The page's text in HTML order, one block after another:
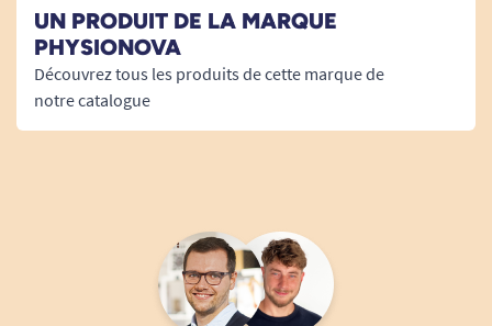
UN PRODUIT DE LA MARQUE
PHYSIONOVA
Découvrez tous les produits de cette marque de
notre catalogue